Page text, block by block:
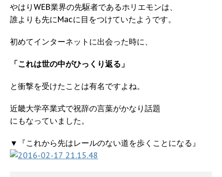
やはりWEB業界の先駆者であるホリエモンは、
誰よりも先にMacに目をつけていたようです。
初めてインターネットに出会った時に、
「これは世の中がひっくり返る」
と衝撃を受けたことは有名ですよね。
近畿大学卒業式で祝辞の言葉がかなり話題
にもなっていました。
▼『これから先はレールのない道を歩くことになる』